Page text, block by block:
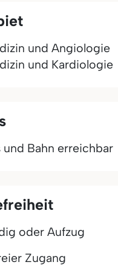
und Angiologie
und Kardiologie
und Bahn erreichbar
oder Aufzug
Zugang